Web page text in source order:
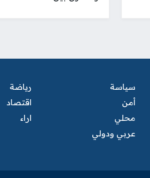
سياسة
أمن
محلي
عربي ودولي
رياضة
اقتصاد
اراء